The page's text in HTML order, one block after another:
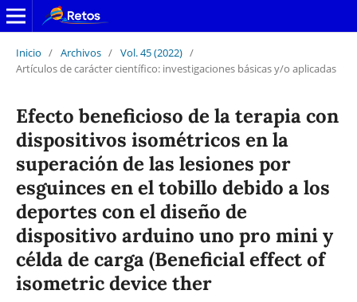
Inicio / Archivos / Vol. 45 (2022) /
Artículos de carácter científico: investigaciones básicas y/o aplicadas
Efecto beneficioso de la terapia con
dispositivos isométricos en la
superación de las lesiones por
esguinces en el tobillo debido a los
deportes con el diseño de
dispositivo arduino uno pro mini y
célda de carga (Beneficial effect of
isometric device ther